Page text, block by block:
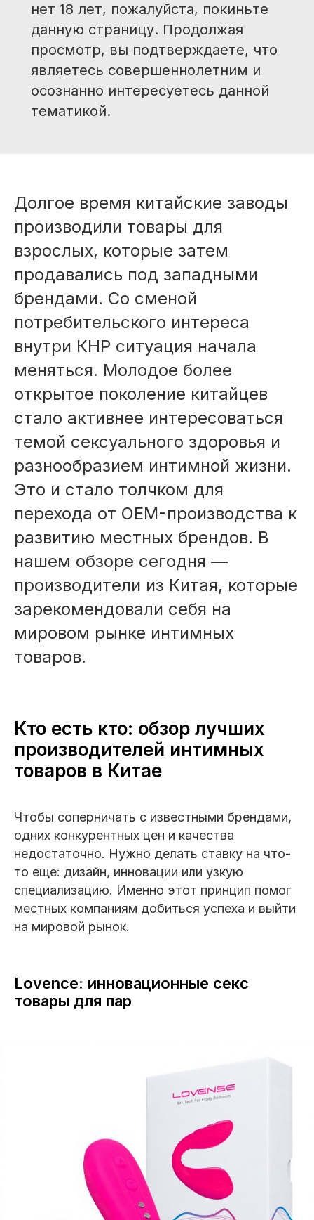
нет 18 лет, пожалуйста, покиньте
данную страницу. Продолжая
просмотр, вы подтверждаете, что
являетесь совершеннолетним и
осознанно интересуетесь данной
тематикой.
Долгое время китайские заводы
производили товары для
взрослых, которые затем
продавались под западными
брендами. Со сменой
потребительского интереса
внутри КНР ситуация начала
меняться. Молодое более
открытое поколение китайцев
стало активнее интересоваться
темой сексуального здоровья и
разнообразием интимной жизни.
Это и стало толчком для
перехода от OEM-производства к
развитию местных брендов. В
нашем обзоре сегодня —
производители из Китая, которые
зарекомендовали себя на
мировом рынке интимных
товаров.
Кто есть кто: обзор лучших
производителей интимных
товаров в Китае
Чтобы соперничать с известными брендами,
одних конкурентных цен и качества
недостаточно. Нужно делать ставку на что-
то еще: дизайн, инновации или узкую
специализацию. Именно этот принцип помог
местных компаниям добиться успеха и выйти
на мировой рынок.
Lovence: инновационные секс
товары для пар